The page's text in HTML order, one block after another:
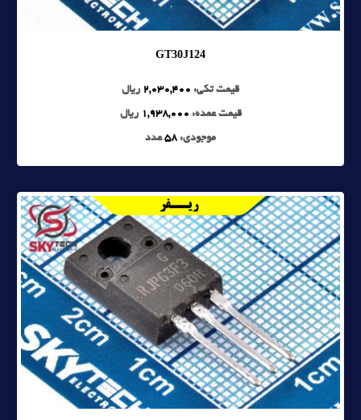
GT30J124
قیمت تکی: 2,030,400 ریال
قیمت عمده: 1,938,000 ریال
موجودی: 58عدد